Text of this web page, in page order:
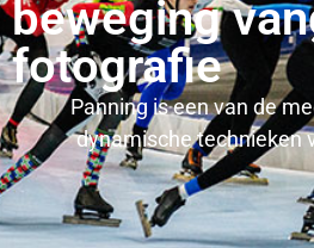
beweging
fotografie
Panning is een van de
dynamische technieken